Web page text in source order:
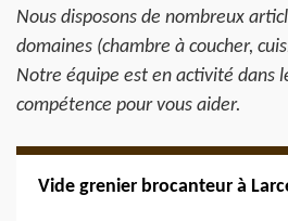
Nous disposons de nombreux
domaines (chambre à coucher,
Notre équipe est en activité dans
compétence pour vous aider.
Vide grenier brocanteur à